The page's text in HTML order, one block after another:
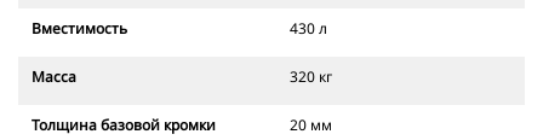
Вместимость 430 л
Масса 320 кг
Толщина базовой кромки 20 мм